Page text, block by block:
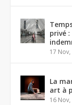
privé
17
La
art à
16